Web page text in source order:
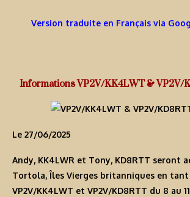
Version traduite en Français via
Informations VP2V/KK4LWT & VP2V/
Le 27/06/2025
Andy, KK4LWR et Tony, KD8RTT seront
Tortola, Îles Vierges britanniques en
VP2V/KK4LWT et VP2V/KD8RTT du 8 au